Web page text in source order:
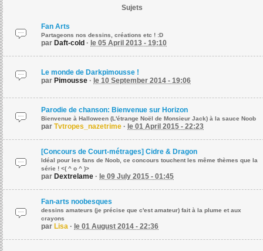
Sujets
Fan Arts
Partageons nos dessins, créations etc ! :D
par Daft-cold · le 05 April 2013 - 19:10
Le monde de Darkpimousse !
par Pimousse · le 10 September 2014 - 19:06
Parodie de chanson: Bienvenue sur Horizon
Bienvenue à Halloween (L'étrange Noël de Monsieur Jack) à la sauce Noob
par Tvtropes_nazetrime · le 01 April 2015 - 22:23
[Concours de Court-métrages] Cidre & Dragon
Idéal pour les fans de Noob, ce concours touchent les même thèmes que la
série ! <( ^ o ^ )>
par Dextrelame · le 09 July 2015 - 01:45
Fan-arts noobesques
dessins amateurs (je précise que c'est amateur) fait à la plume et aux
crayons
par Lisa · le 01 August 2014 - 22:36